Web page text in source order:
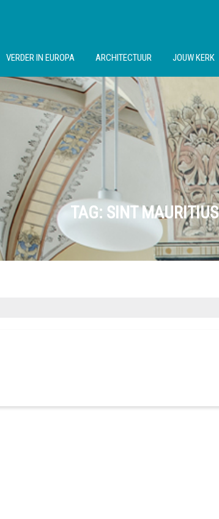
VERDER IN EUROPA ARCHITECTUUR JOUW KERK
TAG: SINT MAURITIUS